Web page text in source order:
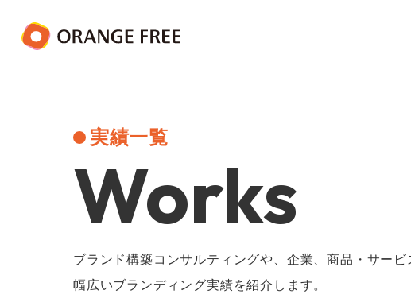
実績一覧
Works
ブランド構築コンサルティングや、企業、商品・サー
幅広いブランディング実績を紹介します。